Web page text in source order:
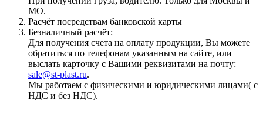
МО.
Расчёт посредствам банковской карты
Безналичный расчёт:
Для получения счета на оплату продукции, Вы можете
обратиться по телефонам указанным на сайте, или
выслать карточку с Вашими реквизитами на почту:
sale@st-plast.ru.
Мы работаем с физическими и юридическими лицами( с
НДС и без НДС).